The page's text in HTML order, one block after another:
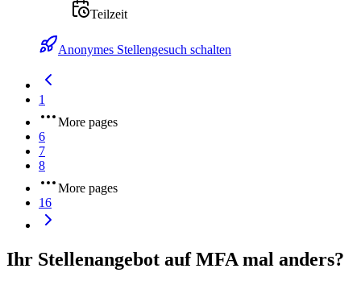
Teilzeit
Anonymes Stellengesuch schalten
1
More pages
6
7
8
More pages
16
Ihr Stellenangebot auf MFA mal anders?